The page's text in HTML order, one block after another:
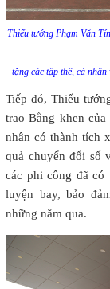
Thiếu tướng Phạm Văn
tặng các tập thể, cá
Tiếp đó, Thiếu
trao Bằng khen
nhân có thành tích
quả chuyển đổi số
các phi công đã có
luyện bay, bảo
những năm qua.